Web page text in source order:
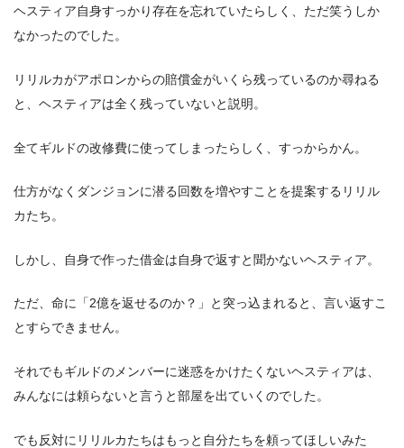
ヘスティア自身すっかり存在を忘れていたらしく、ただ笑うしか
なかったのでした。
リリルカがアポロンからの賠償金がいくら残っているのか尋ねる
と、ヘスティアは全く残っていないと説明。
全てギルドの改修費に使ってしまったらしく、すっからかん。
仕方がなくダンジョンに潜る回数を増やすことを提案するリリル
カたち。
しかし、自身で作った借金は自身で返すと聞かないヘスティア。
ただ、命に「2億を返せるのか？」と突っ込まれると、言い返すこ
とすらできません。
それでもギルドのメンバーに迷惑をかけたくないヘスティアは、
みんなには頼らないと言うと部屋を出ていくのでした。
でも反対にリリルカたちはもっと自分たちを頼ってほしいみた